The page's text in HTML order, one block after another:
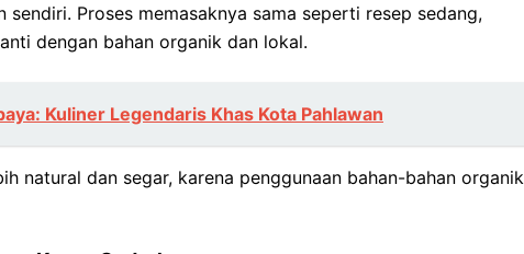
Proses memasaknya sama seperti resep sedang,
dengan bahan organik dan lokal.
Kuliner Legendaris Khas Kota Pahlawan
natural dan segar, karena penggunaan bahan-bahan organik